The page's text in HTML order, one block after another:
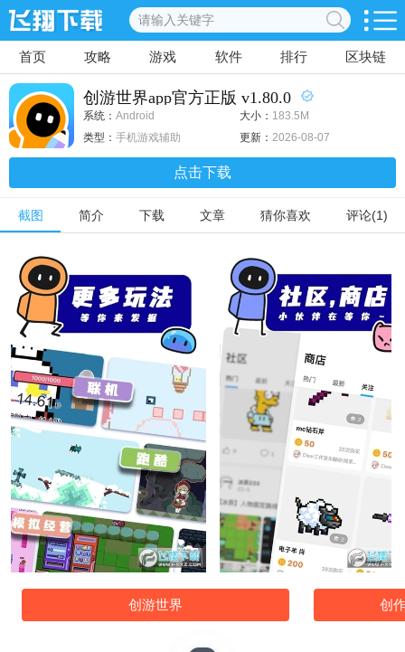
首页 攻略 游戏 软件 排行 区块链
创游世界app官方正版 v1.80.0
系统： Android 大小： 183.5M
类型： 手机游戏辅助 更新： 2026-08-07
点击下载
截图 简介 下载 文章 猜你喜欢 评论(1)
创游世界 创